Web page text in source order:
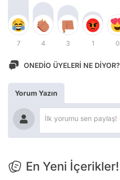
7 4 3 1 0
ONEDİO ÜYELERİ NE DİYOR?
Yorum Yazın
En Yeni İçerikler!